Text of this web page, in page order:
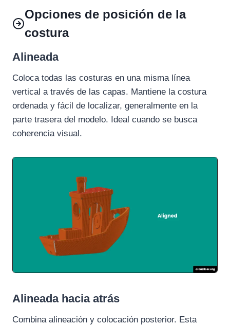
Opciones de posición de la
costura
Alineada
Coloca todas las costuras en una misma línea
vertical a través de las capas. Mantiene la costura
ordenada y fácil de localizar, generalmente en la
parte trasera del modelo. Ideal cuando se busca
coherencia visual.
Alineada hacia atrás
Combina alineación y colocación posterior. Esta